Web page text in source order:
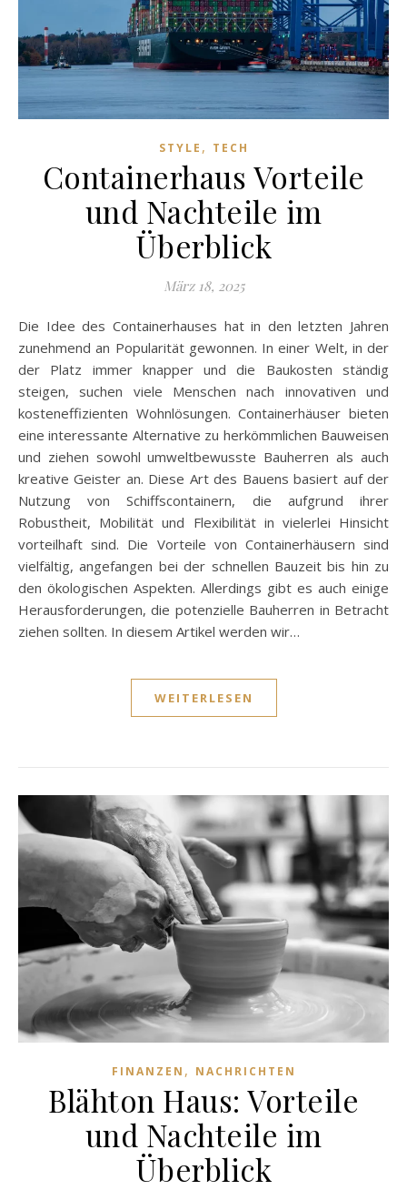
STYLE , TECH
Containerhaus Vorteile
und Nachteile im
Überblick
März 18, 2025
Die Idee des Containerhauses hat in den letzten Jahren
zunehmend an Popularität gewonnen. In einer Welt, in der
der Platz immer knapper und die Baukosten ständig
steigen, suchen viele Menschen nach innovativen und
kosteneffizienten Wohnlösungen. Containerhäuser bieten
eine interessante Alternative zu herkömmlichen Bauweisen
und ziehen sowohl umweltbewusste Bauherren als auch
kreative Geister an. Diese Art des Bauens basiert auf der
Nutzung von Schiffscontainern, die aufgrund ihrer
Robustheit, Mobilität und Flexibilität in vielerlei Hinsicht
vorteilhaft sind. Die Vorteile von Containerhäusern sind
vielfältig, angefangen bei der schnellen Bauzeit bis hin zu
den ökologischen Aspekten. Allerdings gibt es auch einige
Herausforderungen, die potenzielle Bauherren in Betracht
ziehen sollten. In diesem Artikel werden wir…
WEITERLESEN
FINANZEN , NACHRICHTEN
Blähton Haus: Vorteile
und Nachteile im
Überblick